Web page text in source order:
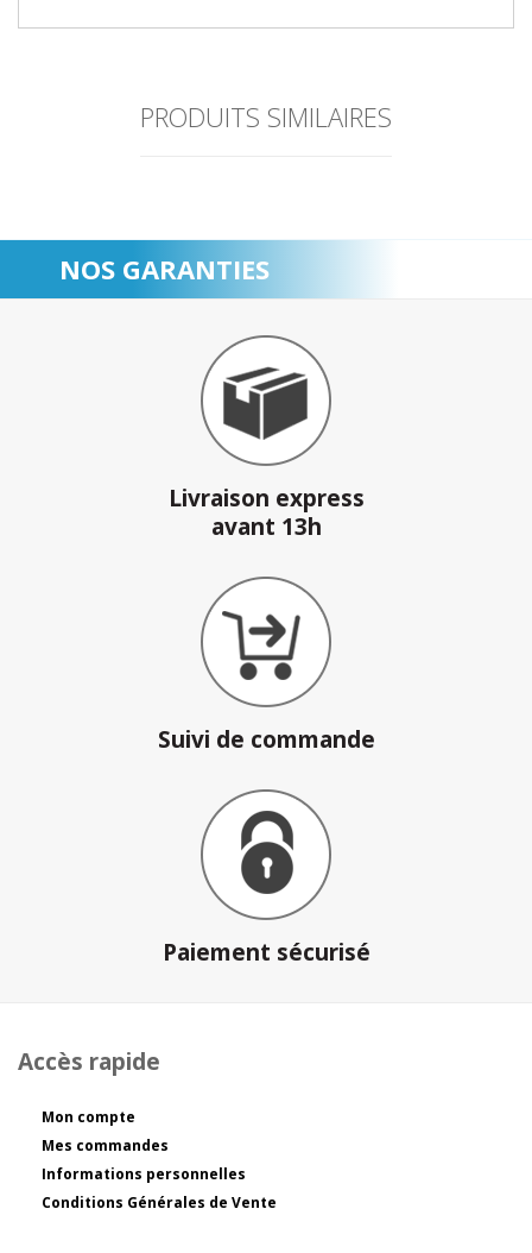
PRODUITS SIMILAIRES
NOS GARANTIES
Livraison express
avant 13h
Suivi de commande
Paiement sécurisé
Accès rapide
Mon compte
Mes commandes
Informations personnelles
Conditions Générales de Vente